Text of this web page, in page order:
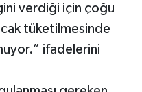
verdiği için çoğu
tüketilmesinde
ifadelerini